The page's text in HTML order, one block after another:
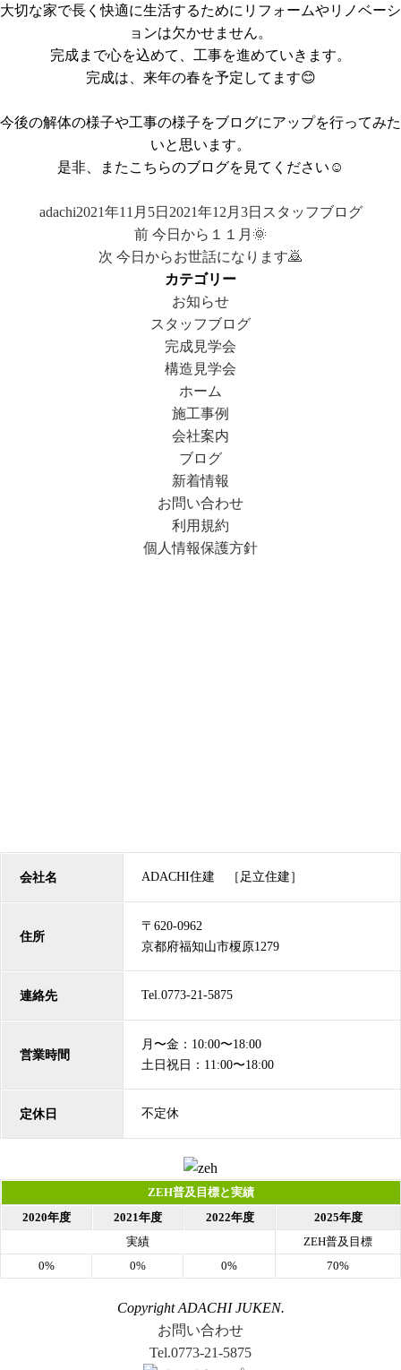
大切な家で長く快適に生活するためにリフォームやリノベーシ
ョンは欠かせません。
完成まで心を込めて、工事を進めていきます。
完成は、来年の春を予定してます😊
今後の解体の様子や工事の様子をブログにアップを行ってみた
いと思います。
是非、またこちらのブログを見てください☺️
投
adachi投
2021年11月5日 2021年12月3日 カ
テ
ゴ
スタッフブログ
前 前
の
今日から１１月🌞
次 次
今日からお世話になります🙇
カテゴリー
お知らせ
スタッフブログ
完成見学会
構造見学会
ホーム
施工事例
会社案内
ブログ
新着情報
お問い合わせ
利用規約
個人情報保護方針
会社名 ADACHI住建 ［足立住建］
住所
〒620-0962
京都府福知山市榎原1279
連絡先 Tel.0773-21-5875
営業時間
月〜金：10:00〜18:00
土日祝日：11:00〜18:00
定休日 不定休
ZEH普及目標と実績
2020年度
2021年度 2022年度
2025年度
実績
ZEH普及目標
0%
0% 0% 70%
Copyright ADACHI JUKEN.
お問い合わせ
Tel.0773-21-5875